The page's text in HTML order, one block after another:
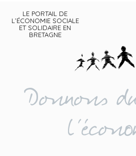
LE PORTAIL DE
L’ÉCONOMIE SOCIALE
ET SOLIDAIRE EN
BRETAGNE
Donnons